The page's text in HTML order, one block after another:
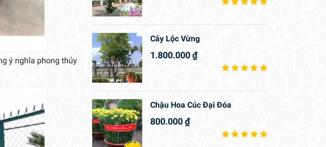
ý nghĩa phong thủy
Cây Lộc Vừng
1.800.000₫
Chậu Hoa Cúc Đại Đóa
800.000₫